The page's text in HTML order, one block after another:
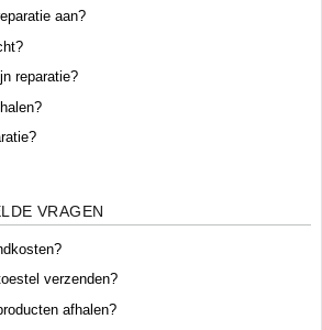
aan?
reparatie?
VRAGEN
verzenden?
afhalen?